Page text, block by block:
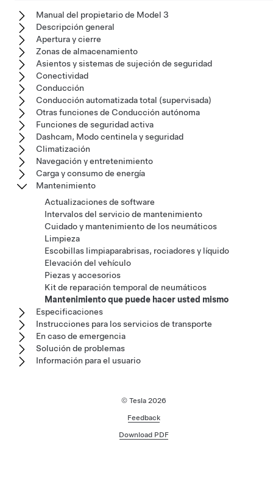
Manual del propietario de Model 3
Descripción general
Apertura y cierre
Zonas de almacenamiento
Asientos y sistemas de sujeción de seguridad
Conectividad
Conducción
Conducción automatizada total (supervisada)
Otras funciones de Conducción autónoma
Funciones de seguridad activa
Dashcam, Modo centinela y seguridad
Climatización
Navegación y entretenimiento
Carga y consumo de energía
Mantenimiento
Actualizaciones de software
Intervalos del servicio de mantenimiento
Cuidado y mantenimiento de los neumáticos
Limpieza
Escobillas limpiaparabrisas, rociadores y líquido
Elevación del vehículo
Piezas y accesorios
Kit de reparación temporal de neumáticos
Mantenimiento que puede hacer usted mismo
Especificaciones
Instrucciones para los servicios de transporte
En caso de emergencia
Solución de problemas
Información para el usuario
© Tesla 2026
Feedback
Download PDF